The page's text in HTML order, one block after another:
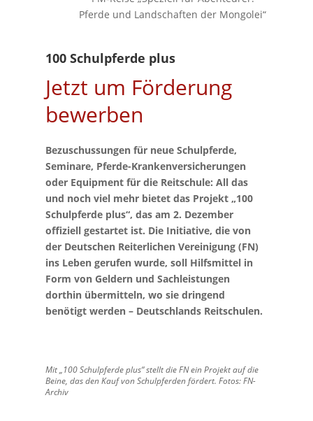
Pferde und Landschaften der Mongolei“
100 Schulpferde plus
Jetzt um Förderung
bewerben
Bezuschussungen für neue Schulpferde,
Seminare, Pferde-Krankenversicherungen
oder Equipment für die Reitschule: All das
und noch viel mehr bietet das Projekt „100
Schulpferde plus“, das am 2. Dezember
offiziell gestartet ist. Die Initiative, die von
der Deutschen Reiterlichen Vereinigung (FN)
ins Leben gerufen wurde, soll Hilfsmittel in
Form von Geldern und Sachleistungen
dorthin übermitteln, wo sie dringend
benötigt werden – Deutschlands Reitschulen.
Mit „100 Schulpferde plus“ stellt die FN ein Projekt auf die
Beine, das den Kauf von Schulpferden fördert. Fotos: FN-
Archiv